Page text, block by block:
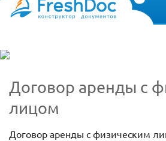
Договор аренды с
лицом
Договор аренды с физическим